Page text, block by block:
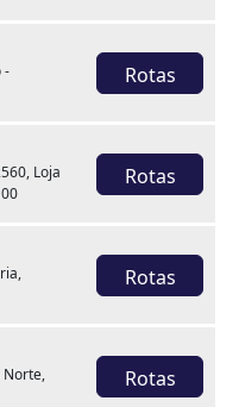
-
Rotas
Loja
Rotas
Rotas
Norte,
Rotas
ALTERAÇÕES